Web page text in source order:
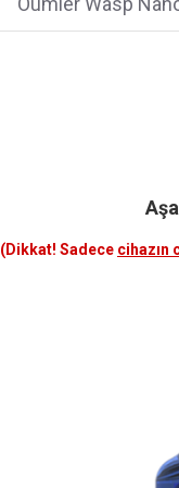
(Dikkat! Sadece cihazın